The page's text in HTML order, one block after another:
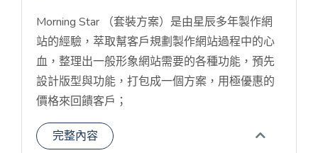
Morning Star （套裝方案）是由星辰多年製作網
站的經驗，萃取幫客戶規劃製作網站過程中的心
血，整理出一般形象網站需要的各種功能，預先
設計版型與功能，打包成一個方案，用極優惠的
價格來回饋客戶；
完整內容